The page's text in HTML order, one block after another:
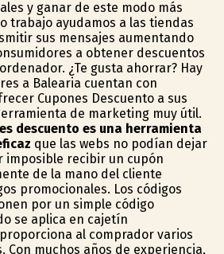
y ganar de este modo más
trabajo ayudamos a las tiendas
sus mensajes aumentando
a obtener descuentos
¿Te gusta ahorrar? Hay
a Balearia cuentan con
Cupones Descuento a sus
de marketing muy útil.
descuento es una herramienta
que las webs no podían dejar
imposible recibir un cupón
de la mano del cliente
promocionales. Los códigos
por un simple código
se aplica en cajetín
al comprador varios
Con muchos años de experiencia,